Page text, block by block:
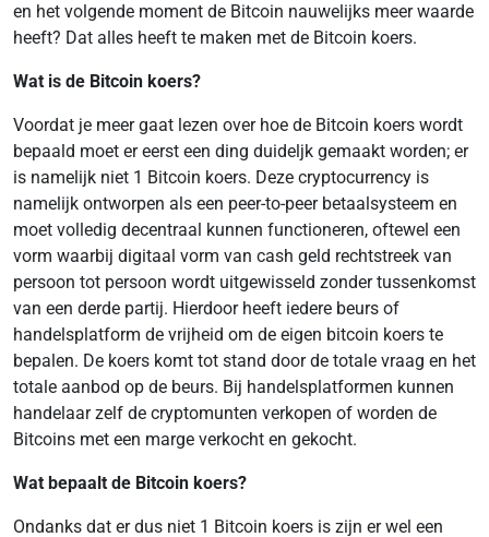
en het volgende moment de Bitcoin nauwelijks meer waarde
heeft? Dat alles heeft te maken met de Bitcoin koers.
Wat is de Bitcoin koers?
Voordat je meer gaat lezen over hoe de Bitcoin koers wordt
bepaald moet er eerst een ding duideljk gemaakt worden; er
is namelijk niet 1 Bitcoin koers. Deze cryptocurrency is
namelijk ontworpen als een peer-to-peer betaalsysteem en
moet volledig decentraal kunnen functioneren, oftewel een
vorm waarbij digitaal vorm van cash geld rechtstreek van
persoon tot persoon wordt uitgewisseld zonder tussenkomst
van een derde partij. Hierdoor heeft iedere beurs of
handelsplatform de vrijheid om de eigen bitcoin koers te
bepalen. De koers komt tot stand door de totale vraag en het
totale aanbod op de beurs. Bij handelsplatformen kunnen
handelaar zelf de cryptomunten verkopen of worden de
Bitcoins met een marge verkocht en gekocht.
Wat bepaalt de Bitcoin koers?
Ondanks dat er dus niet 1 Bitcoin koers is zijn er wel een